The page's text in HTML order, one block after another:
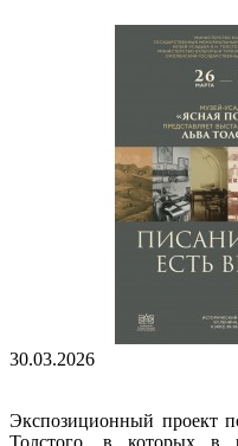
30.03.2026
Экспозиционный проект
Толстого, в которых в